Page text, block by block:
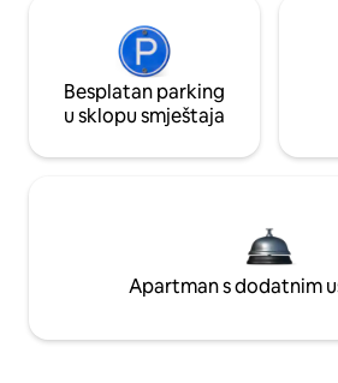
Besplatan parking
u sklopu smještaja
Apartman s dodatnim